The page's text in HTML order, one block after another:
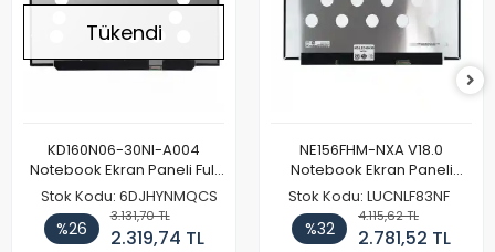
Tükendi
KD160N06-30NI-A004
Notebook Ekran Paneli Full
HD
Stok Kodu: 6DJHYNMQCS
%26
3.131,70 TL
2.319,74 TL
NE156FHM-NXA V18.0
Notebook Ekran Paneli
144Hz
Stok Kodu: LUCNLF83NF
%32
4.115,62 TL
2.781,52 TL